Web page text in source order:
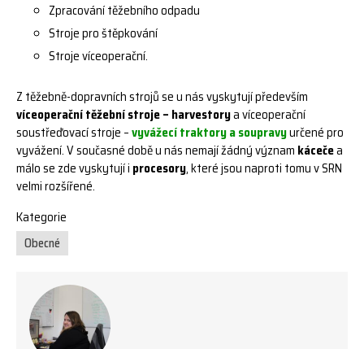
Zpracování těžebního odpadu
Stroje pro štěpkování
Stroje víceoperační.
Z těžebně-dopravních strojů se u nás vyskytují především
víceoperační těžební stroje – harvestorya víceoperační
soustřeďovací stroje –vyvážecí traktory a soupravyurčené pro
vyvážení. V současné době u nás nemají žádný význam kácečea
málo se zde vyskytují i procesory, které jsou naproti tomu v SRN
velmi rozšířené.
Kategorie
Obecné